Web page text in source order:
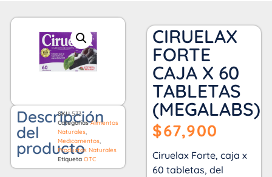
Descripción
del
producto
SKU533
Categorías Alimentos
Naturales
Medicamentos
Productos Naturales
Etiqueta OTC
CIRUELAX
FORTE
CAJA X 60
TABLETAS
(MEGALABS)
$67,900
Ciruelax Forte, caja x
60 tabletas, del